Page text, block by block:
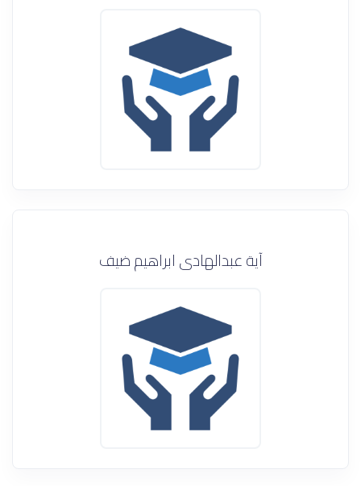
آية عبدالهادى ابراهيم ضيف